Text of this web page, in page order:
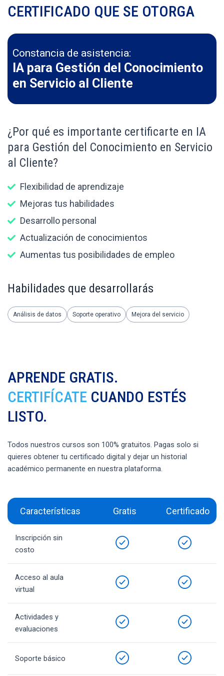
CERTIFICADO QUE SE OTORGA
Constancia de asistencia:
IA para Gestión del Conocimiento
en Servicio al Cliente
¿Por qué es importante certificarte en IA
para Gestión del Conocimiento en Servicio
al Cliente?
Flexibilidad de aprendizaje
Mejoras tus habilidades
Desarrollo personal
Actualización de conocimientos
Aumentas tus posibilidades de empleo
Habilidades que desarrollarás
Análisis de datos Soporte operativo Mejora del servicio
APRENDE GRATIS.
CERTIFÍCATE CUANDO ESTÉS
LISTO.
Todos nuestros cursos son 100% gratuitos. Pagas solo si
quieres obtener tu certificado digital y dejar un historial
académico permanente en nuestra plataforma.
Características Gratis Certificado
Inscripción sin
costo
Acceso al aula
virtual
Actividades y
evaluaciones
Soporte básico